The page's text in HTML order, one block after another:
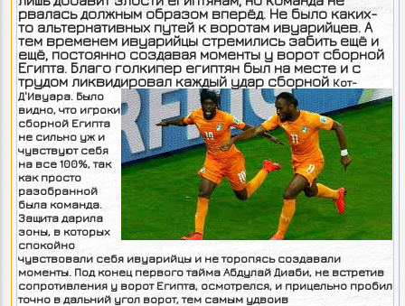
рвалась должным образом вперёд. Не было каких-
то альтернативных путей к воротам ивуарийцев. А
тем временем ивуарийцы стремились забить ещё и
ещё, постоянно создавая моменты у ворот сборной
Египта. Благо голкипер египтян был на месте и с
трудом ликвидировал каждый удар сборной Кот-
Д'Ивуара. Было
видно, что игроки
сборной Египта
не сильно уж и
чувствуют себя
на все 100%, так
как просто
разобранной
была команда.
Защита дарила
зоны, в которых
спокойно
чувствовали себя ивуарийцы и не торопясь создавали
моменты. Под конец первого тайма Абдулай Диаби, не встретив
сопротивления у ворот Египта, осмотрелся, и прицельно пробил
точно в дальний угол ворот, тем самым удвоив